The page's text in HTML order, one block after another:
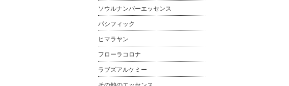
ソウルナンバーエッセンス
パシフィック
ヒマラヤン
フローラコロナ
ラブズアルケミー